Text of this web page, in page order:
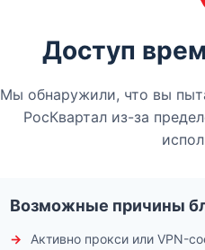
Доступ
Мы обнаружили, что вы
РосКвартал из-за
Возможные причины
Активно прокси или VPN-